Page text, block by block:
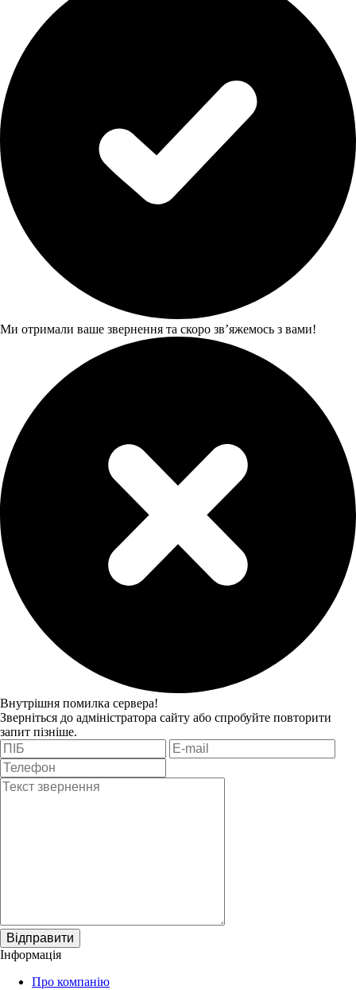
Ми отримали ваше звернення та скоро звʼяжемось з вами!
Внутрішня помилка сервера!
Зверніться до адміністратора сайту або спробуйте повторити
запит пізніше.
Відправити
Інформація
Про компанію